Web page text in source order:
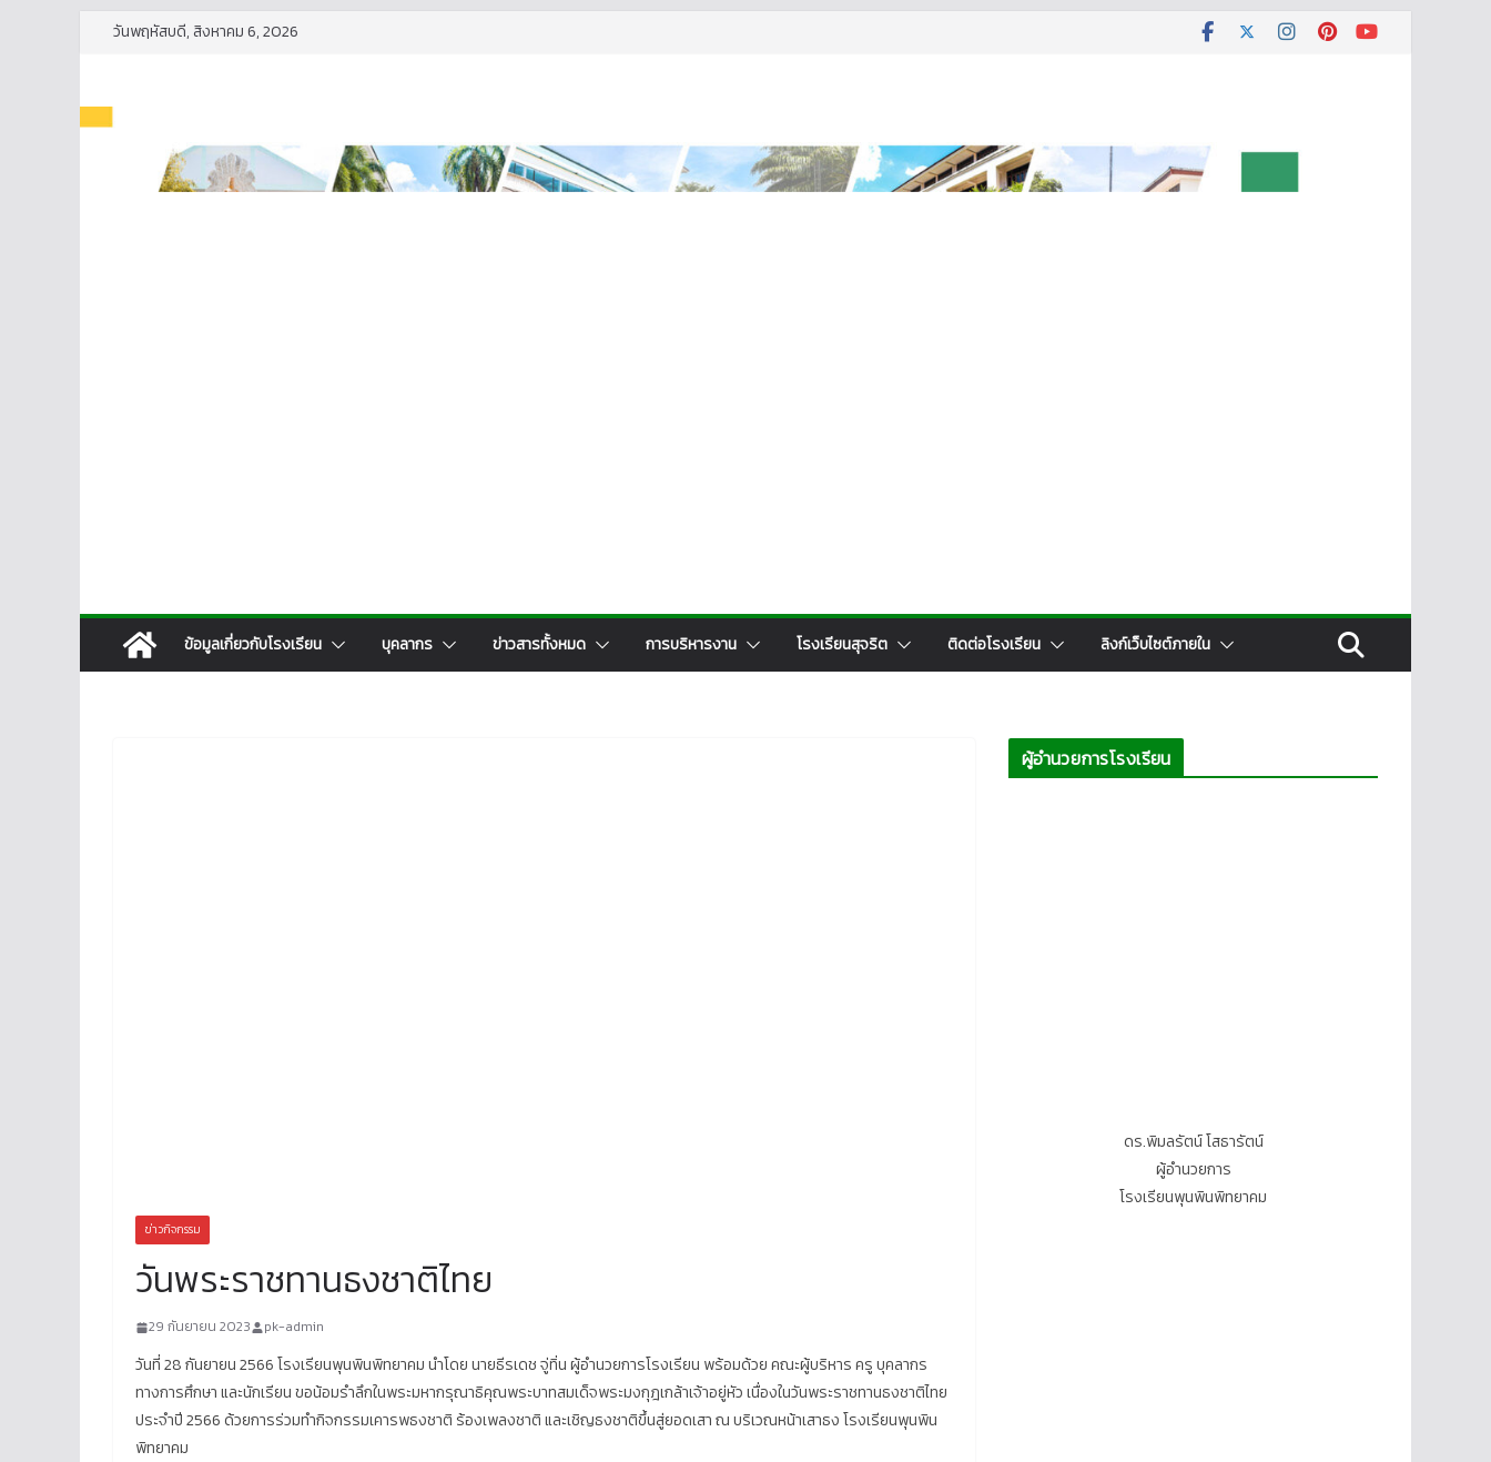
วันพฤหัสบดี, สิงหาคม 6, 2026
ข้อมูลเกี่ยวกับโรงเรียน บุคลากร ข่าวสารทั้งหมด การบริหารงาน โรงเรียนสุจริต ติดต่อโรงเรียน ลิงก์เว็บไซต์ภายใน
ข่าวกิจกรรม
วันพระราชทานธงชาติไทย
29 กันยายน 2023 pk-admin
วันที่ 28 กันยายน 2566 โรงเรียนพุนพินพิทยาคม นำโดย นายธีรเดช จู่ทิ่น ผู้อำนวยการโรงเรียน พร้อมด้วย คณะผู้บริหาร ครู บุคลากร
ทางการศึกษา และนักเรียน ขอน้อมรำลึกในพระมหากรุณาธิคุณพระบาทสมเด็จพระมงกุฎเกล้าเจ้าอยู่หัว เนื่องในวันพระราชทานธงชาติไทย
ประจำปี 2566 ด้วยการร่วมทำกิจกรรมเคารพธงชาติ ร้องเพลงชาติ และเชิญธงชาติขึ้นสู่ยอดเสา ณ บริเวณหน้าเสาธง โรงเรียนพุนพิน
พิทยาคม
ผู้อำนวยการโรงเรียน
ดร.พิมลรัตน์ โสธารัตน์
ผู้อำนวยการ
โรงเรียนพุนพินพิทยาคม